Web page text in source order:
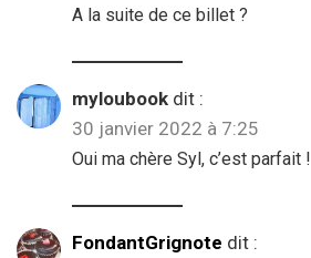
A la suite de ce billet ?
myloubook dit :
30 janvier 2022 à 7:25
Oui ma chère Syl, c’est parfait !
FondantGrignote dit :